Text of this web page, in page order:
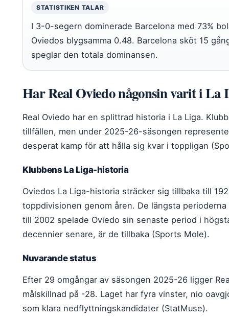
STATISTIKEN TALAR
I 3-0-segern dominerade Barcelona med 73%
Oviedos blygsamma 0.48. Barcelona sköt 15
speglar den totala dominansen.
Har Real Oviedo någonsin varit i La
Real Oviedo har en splittrad historia i La Liga.
tillfällen, men under 2025-26-säsongen
desperat kamp för att hålla sig kvar i toppligan
Klubbens La Liga-historia
Oviedos La Liga-historia sträcker sig tillbaka till
toppdivisionen genom åren. De längsta
till 2002 spelade Oviedo sin senaste period i
decennier senare, är de tillbaka (Sports Mole).
Nuvarande status
Efter 29 omgångar av säsongen 2025-26 ligger
målskillnad på -28. Laget har fyra vinster, nio
som klara nedflyttningskandidater (StatMuse).